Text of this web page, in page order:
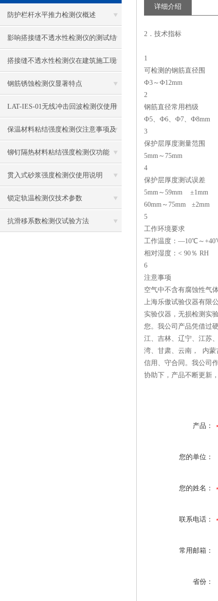
防护栏杆水平推力检测仪概述
影响搭接缝不透水性检测仪的测试结
果的因素有哪些？
搭接缝不透水性检测仪在建筑施工现
场中的应用
钢筋锈蚀检测仪显著特点
LAT-IES-01无线冲击回波检测仪使用
操作方法
保温材料粘结强度检测仪注意事项及
保养
铆钉隔热材料粘结强度检测仪功能
贯入式砂浆强度检测仪使用说明
锁定轨温检测仪技术参数
抗滑移系数检测仪试验方法
详细介绍
2．技术指标
1
可检测的钢筋直径围
Ф3～Ф12mm
2
钢筋直径常用档级
Ф5、Ф6、Ф7、Ф8mm
3
保护层厚度测量范围
5mm～75mm
4
保护层厚度测试误差
5mm～59mm ±1mm
60mm～75mm ±2mm
5
工作环境要求
工作温度：—10℃～
相对湿度：< 90％ RH
6
注意事项
空气中不含有腐蚀性气
上海乐傲试验仪器有限
实验仪器，无损检测实
您。我公司产品凭借过
江、吉林、辽宁、江苏
湾、甘肃、云南， 内蒙
信用、守合同。我公司
协助下，产品不断更新
产品：
您的单位：
您的姓名：
联系电话：
常用邮箱：
省份：